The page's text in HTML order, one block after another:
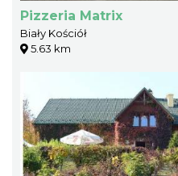
Pizzeria Matrix
Biały Kościół
5.63 km